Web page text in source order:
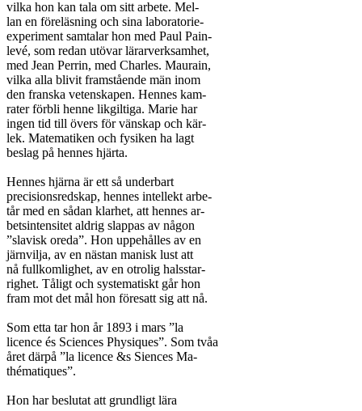
vilka hon kan tala om sitt arbete. Mel-
lan en föreläsning och sina laboratorie-
experiment samtalar hon med Paul Pain-
levé, som redan utövar lärarverksamhet,
med Jean Perrin, med Charles. Maurain,
vilka alla blivit framstående män inom
den franska vetenskapen. Hennes kam-
rater förbli henne likgiltiga. Marie har
ingen tid till övers för vänskap och kär-
lek. Matematiken och fysiken ha lagt
beslag på hennes hjärta.
Hennes hjärna är ett så underbart
precisionsredskap, hennes intellekt arbe-
tår med en sådan klarhet, att hennes ar-
betsintensitet aldrig slappas av någon
”slavisk oreda”. Hon uppehålles av en
järnvilja, av en nästan manisk lust att
nå fullkomlighet, av en otrolig halsstar-
righet. Tåligt och systematiskt går hon
fram mot det mål hon föresatt sig att nå.
Som etta tar hon år 1893 i mars ”la
licence és Sciences Physiques”. Som tvåa
året därpå ”la licence &s Siences Ma-
thématiques”.
Hon har beslutat att grundligt lära